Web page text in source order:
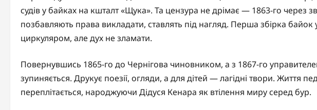
судів у байках на кшталт «Щука». Та цензура не дрімає — 1863-го через
позбавляють права викладати, ставлять під нагляд. Перша збірка
циркуляром, але дух не зламати.
Повернувшись 1865-го до Чернігова чиновником, а з 1867-го
зупиняється. Друкує поезії, огляди, а для дітей — лагідні твори. Життя
переплітається, народжуючи Дідуся Кенара як втілення миру серед бур.